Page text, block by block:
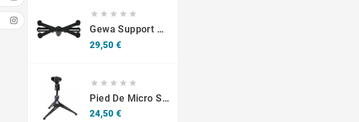
    
Gewa Support Pour Tablette Universel 10.1-14"
29,50 €
    
Pied De Micro Superlux HM-6
24,50 €